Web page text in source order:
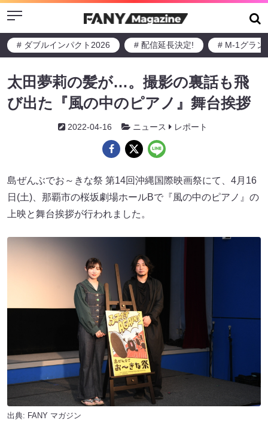
Menu
# ダブルインパクト2026 # 配信延長決定! # M-1グラン
太田夢莉の髪が…。撮影の裏話も飛
び出た『風の中のピアノ』舞台挨拶
2022-04-16 ニュース レポート
島ぜんぶでお～きな祭 第14回沖縄国際映画祭にて、4月16
日(土)、那覇市の桜坂劇場ホールBで『風の中のピアノ』の
上映と舞台挨拶が行われました。
出典: FANY マガジン